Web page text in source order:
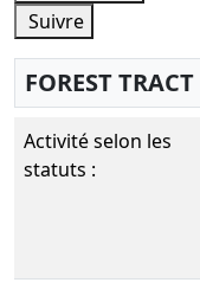
Suivre
FOREST TRACT
Activité selon les
statuts :